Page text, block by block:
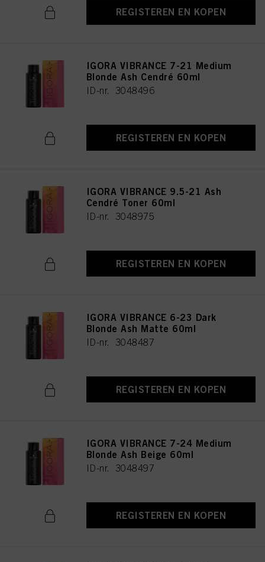
REGISTEREN EN KOPEN
IGORA VIBRANCE 7-21 Medium
Blonde Ash Cendré 60ml
ID-nr. 3048496
REGISTEREN EN KOPEN
IGORA VIBRANCE 9.5-21 Ash
Cendré Toner 60ml
ID-nr. 3048975
REGISTEREN EN KOPEN
IGORA VIBRANCE 6-23 Dark
Blonde Ash Matte 60ml
ID-nr. 3048487
REGISTEREN EN KOPEN
IGORA VIBRANCE 7-24 Medium
Blonde Ash Beige 60ml
ID-nr. 3048497
REGISTEREN EN KOPEN